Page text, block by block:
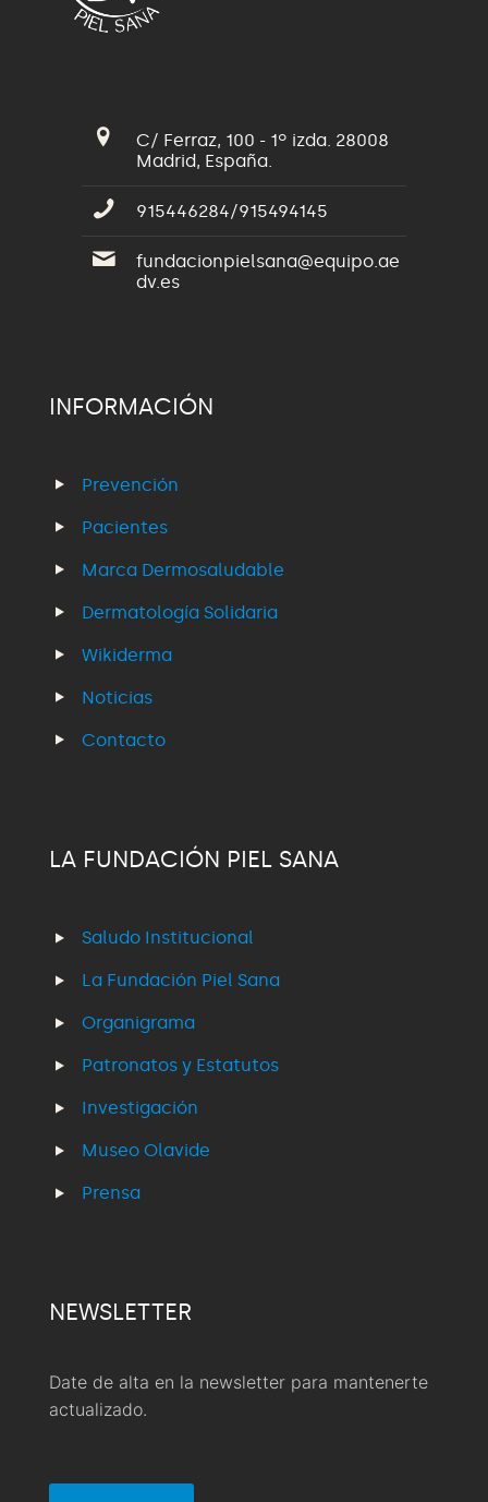
C/ Ferraz, 100 - 1º izda. 28008
Madrid, España.
915446284/915494145
fundacionpielsana@equipo.ae
dv.es
INFORMACIÓN
Prevención
Pacientes
Marca Dermosaludable
Dermatología Solidaria
Wikiderma
Noticias
Contacto
LA FUNDACIÓN PIEL SANA
Saludo Institucional
La Fundación Piel Sana
Organigrama
Patronatos y Estatutos
Investigación
Museo Olavide
Prensa
NEWSLETTER
Date de alta en la newsletter para mantenerte
actualizado.